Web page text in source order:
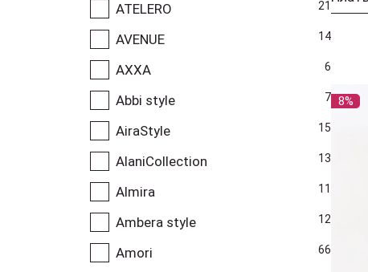
ATELERO 21
AVENUE 14
AXXA 6
Abbi style 7
AiraStyle 15
AlaniCollection 13
Almira 11
Ambera style 12
Amori 66
8%